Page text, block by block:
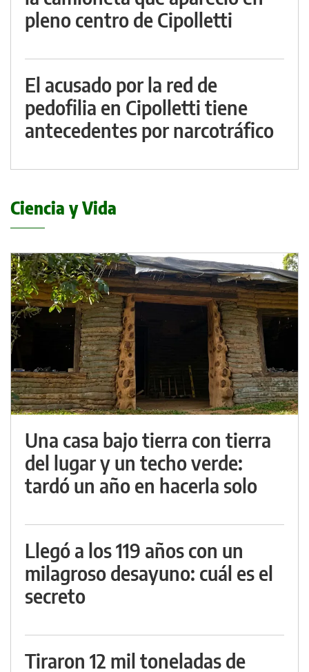
pleno centro de Cipolletti
El acusado por la red de
pedofilia en Cipolletti tiene
antecedentes por narcotráfico
Ciencia y Vida
Una casa bajo tierra con tierra
del lugar y un techo verde:
tardó un año en hacerla solo
Llegó a los 119 años con un
milagroso desayuno: cuál es el
secreto
Tiraron 12 mil toneladas de